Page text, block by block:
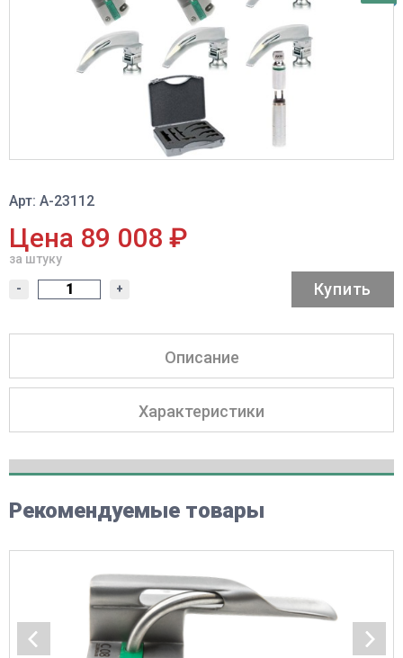
Арт: A-23112
Цена 89 008 ₽
за штуку
- + Купить
Описание
Характеристики
Рекомендуемые товары